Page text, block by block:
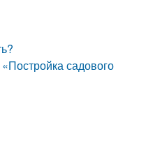
садового